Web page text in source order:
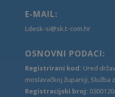
E-MAIL:
Ldesk-si@sk.t-com.hr
OSNOVNI PODACI:
Registrirani kod: Ured
moslavačkoj županiji, Služba
Registracijski broj: